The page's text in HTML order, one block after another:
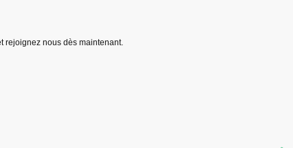
rejoignez nous dès maintenant.